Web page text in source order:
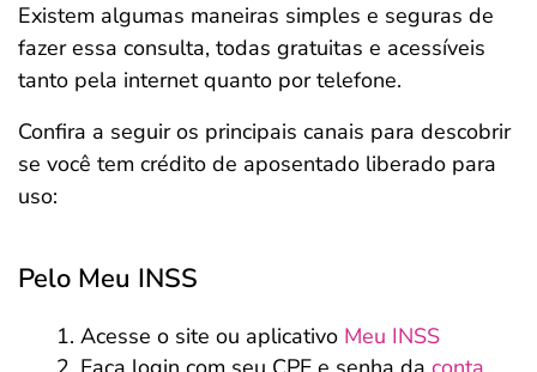
Existem algumas maneiras simples e seguras de
fazer essa consulta, todas gratuitas e acessíveis
tanto pela internet quanto por telefone.
Confira a seguir os principais canais para descobrir
se você tem crédito de aposentado liberado para
uso:
Pelo Meu INSS
Acesse o site ou aplicativo Meu INSS